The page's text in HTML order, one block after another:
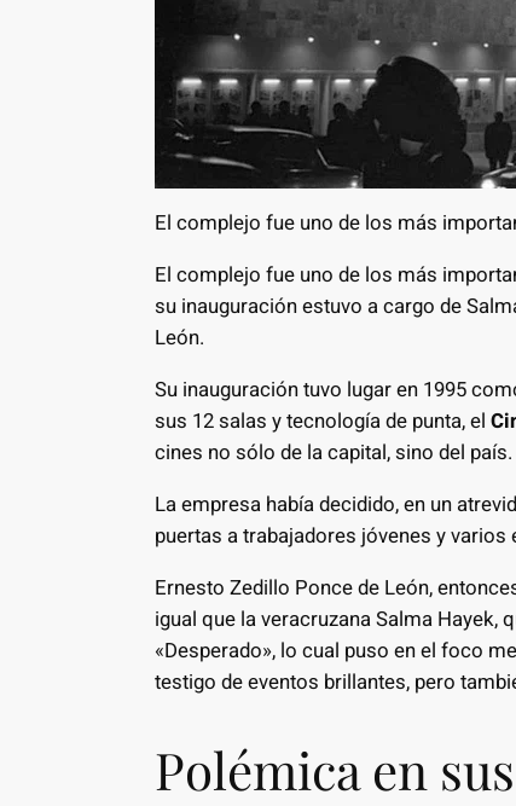
El complejo fue uno de los más
El complejo fue uno de los más
su inauguración estuvo a cargo de
León.
Su inauguración tuvo lugar en 1995
sus 12 salas y tecnología de punta, el
cines no sólo de la capital, sino del país.
La empresa había decidido, en un
puertas a trabajadores jóvenes y
Ernesto Zedillo Ponce de León,
igual que la veracruzana Salma Hayek,
«Desperado», lo cual puso en el foco
testigo de eventos brillantes, pero
Polémica en